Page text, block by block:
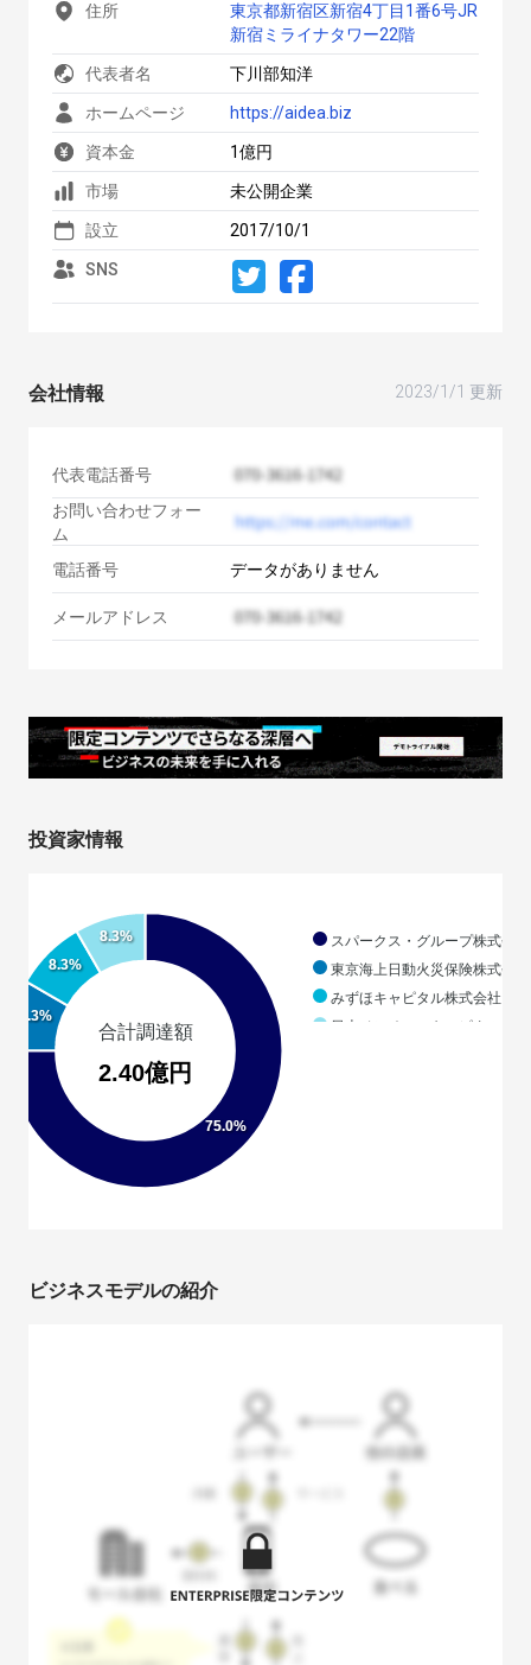
住所
東京都新宿区新宿4丁目1番6号JR
新宿ミライナタワー22階
代表者名 下川部知洋
ホームページ https://aidea.biz
資本金 1億円
市場 未公開企業
設立 2017/10/1
SNS
会社情報 2023/1/1 更新
代表電話番号
お問い合わせフォー
ム
電話番号
データがありません
メールアドレス
投資家情報
スパークス・グループ株式会社
東京海上日動火災保険株式会社
みずほキャピタル株式会社
日本ベンチャーキャピタル株
75.0%
8.3%
8.3%
8.3%
合計調達額
2.40億円
ビジネスモデルの紹介